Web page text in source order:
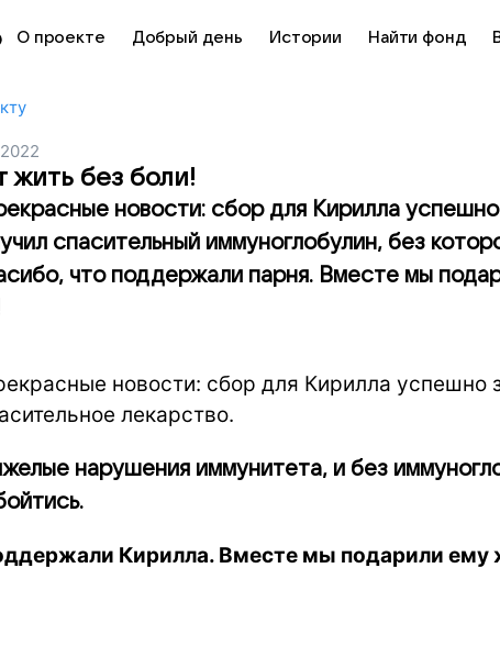
О проекте Добрый день Истории Найти фонд
жить без боли!
новости: сбор для Кирилла
спасительный иммуноглобулин, без
что поддержали парня. Вместе мы
новости: сбор для Кирилла успешно
лекарство.
нарушения иммунитета, и без
Кирилла. Вместе мы подарили ему